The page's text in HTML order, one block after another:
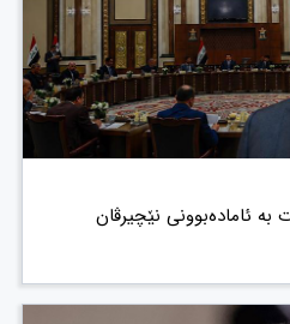
بە ئامادەبوونی نێچیرڤان